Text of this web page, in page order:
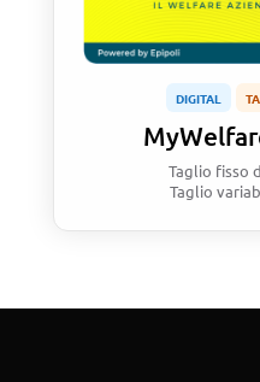
DIGITAL
Taglio fisso
Taglio